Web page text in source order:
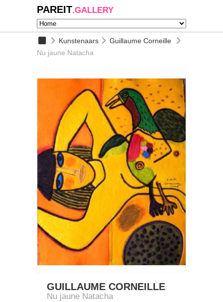
PAREIT.GALLERY
Kunstenaars
Guillaume Corneille
Nu jaune Natacha
GUILLAUME CORNEILLE
Nu jaune Natacha